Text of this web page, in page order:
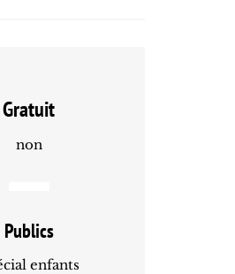
Gratuit
non
Publics
enfants